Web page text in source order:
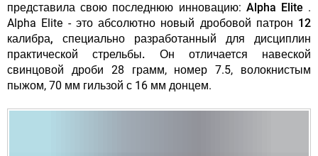
представила свою последнюю инновацию: Alpha Elite .
Alpha Elite - это абсолютно новый дробовой патрон 12
калибра, специально разработанный для дисциплин
практической стрельбы. Он отличается навеской
свинцовой дроби 28 грамм, номер 7.5, волокнистым
пыжом, 70 мм гильзой с 16 мм донцем.